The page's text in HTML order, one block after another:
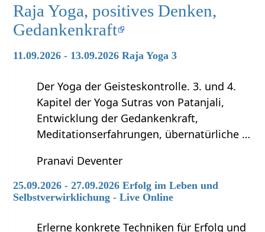
Raja Yoga, positives Denken,
Gedankenkraft
11.09.2026 - 13.09.2026 Raja Yoga 3
Der Yoga der Geisteskontrolle. 3. und 4.
Kapitel der Yoga Sutras von Patanjali,
Entwicklung der Gedankenkraft,
Meditationserfahrungen, übernatürliche …
Pranavi Deventer
25.09.2026 - 27.09.2026 Erfolg im Leben und
Selbstverwirklichung - Live Online
Erlerne konkrete Techniken für Erfolg und